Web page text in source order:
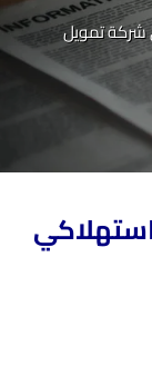
تمويل